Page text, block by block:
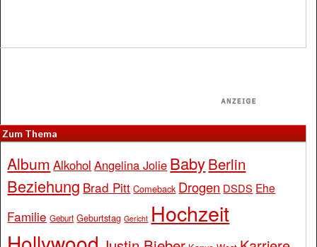
Zum Thema
Album Alkohol Angelina Jolie BabyBerlin
Beziehung Brad Pitt Comeback Drogen DSDS Ehe
Familie Geburt Geburtstag Gericht Hochzeit